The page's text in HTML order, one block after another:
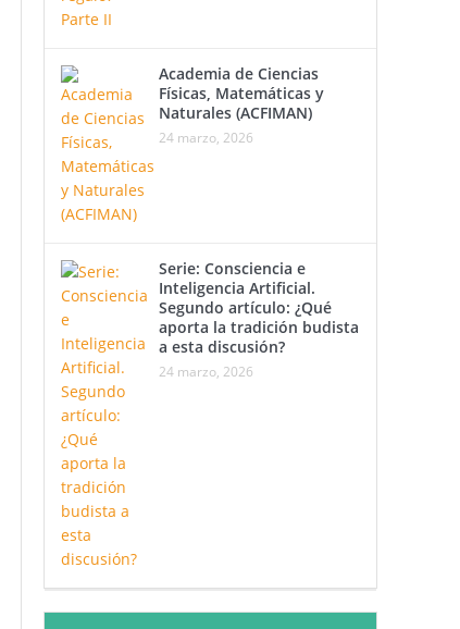
Academia de Ciencias
Físicas, Matemáticas y
Naturales (ACFIMAN)
24 marzo, 2026
Serie: Consciencia e
Inteligencia Artificial.
Segundo artículo: ¿Qué
aporta la tradición budista
a esta discusión?
24 marzo, 2026